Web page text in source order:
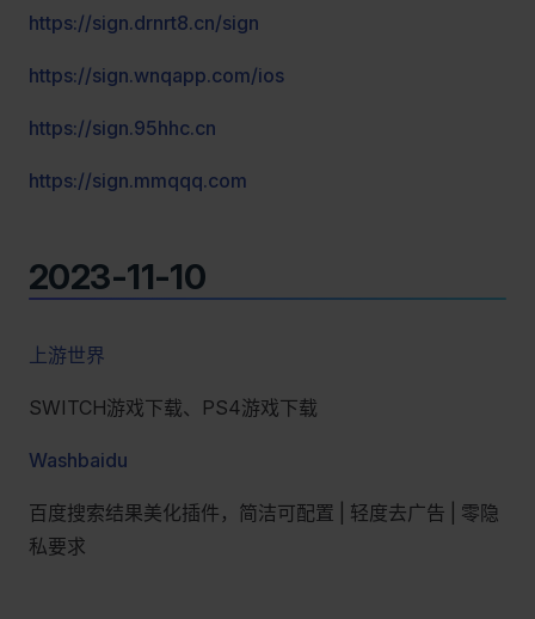
https://sign.drnrt8.cn/sign
https://sign.wnqapp.com/ios
https://sign.95hhc.cn
https://sign.mmqqq.com
2023-11-10
上游世界
SWITCH游戏下载、PS4游戏下载
Washbaidu
百度搜索结果美化插件，简洁可配置 | 轻度去广告 | 零隐
私要求